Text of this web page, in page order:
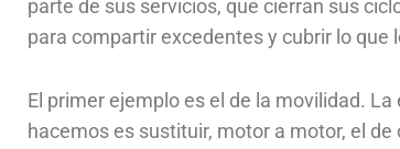
parte de sus servicios, que cierran sus
para compartir excedentes y cubrir lo que
El primer ejemplo es el de la movilidad.
hacemos es sustituir, motor a motor, el